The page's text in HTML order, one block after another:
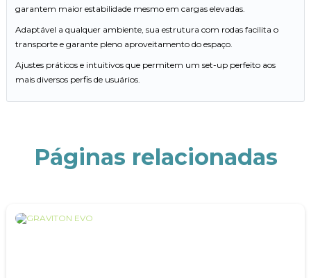
garantem maior estabilidade mesmo em cargas elevadas.
Adaptável a qualquer ambiente, sua estrutura com rodas facilita o
transporte e garante pleno aproveitamento do espaço.
Ajustes práticos e intuitivos que permitem um set-up perfeito aos
mais diversos perfis de usuários.
Páginas relacionadas